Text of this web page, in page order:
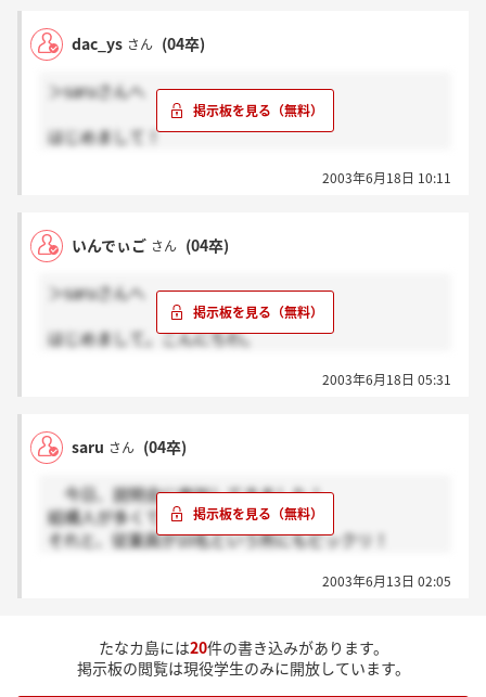
せんでした。
私は、?この紙いっぱいに自分を表現してください、
面接では、質問対応といった形で、一人一人の質問に
対し、
社長と専務夫妻が詳しく詳しく答えてくださりまし
選考結果はタナカジマの理念と適性の合う人、で出る
のでしょうか・・・。
10日以内の連絡待ちです。
本日受ける人、がんばってくださいね！
dac_ys さん (04卒)
＞saruさんへ
はじめまして！
立見の人がたくさんいて、具合を悪くする人までいる
今日、1次面接(集団＋筆記試験)を受けてきます。
な・・・。
頑張ってきます！
2003年6月18日 10:11
いんでぃご さん (04卒)
＞saruさんへ
はじめまして。こんにちわ。
15分前には会場に到着したのですが、そのときには
かなりの人数だったと思います。専務さんも
びっくりしているとおっしゃっていました。
まだまだ会社の規模は小さいと思いますけれども、
まるで本当の家族のように暖かい印象を受けました。
そして、実は今日グループ面接なんですよね。
インテリアや雑貨に興味をもっているので何とか頑張
2003年6月18日 05:31
saru さん (04卒)
今日、説明会に参加してきました！
結構人が多くてビックリしました！
それと、従業員が10名という所にもビックリ！
答えていただいたので、好印象でした！
他にいませんか？
2003年6月13日 02:05
たなカ島には20件の書き込みがあります。
掲示板の閲覧は現役学生のみに開放しています。